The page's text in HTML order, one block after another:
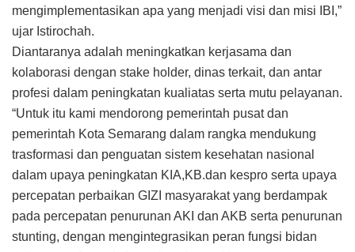
mengimplementasikan apa yang menjadi visi dan misi IBI,”
ujar Istirochah.
Diantaranya adalah meningkatkan kerjasama dan
kolaborasi dengan stake holder, dinas terkait, dan antar
profesi dalam peningkatan kualiatas serta mutu pelayanan.
“Untuk itu kami mendorong pemerintah pusat dan
pemerintah Kota Semarang dalam rangka mendukung
trasformasi dan penguatan sistem kesehatan nasional
dalam upaya peningkatan KIA,KB.dan kespro serta upaya
percepatan perbaikan GIZI masyarakat yang berdampak
pada percepatan penurunan AKI dan AKB serta penurunan
stunting, dengan mengintegrasikan peran fungsi bidan